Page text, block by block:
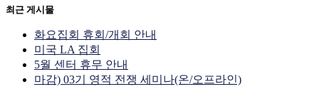
최근 게시물
화요집회 휴회/개회 안내
미국 LA 집회
5월 센터 휴무 안내
마감) 03기 영적 전쟁 세미나(온/오프라인)